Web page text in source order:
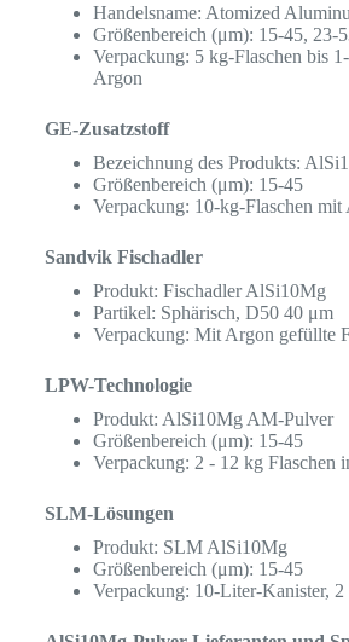
Handelsname: Atomized
Größenbereich (μm): 15-45, 23-
Verpackung: 5 kg-Flaschen bis
Argon
GE-Zusatzstoff
Bezeichnung des Produkts:
Größenbereich (μm): 15-45
Verpackung: 10-kg-Flaschen mit
Sandvik Fischadler
Produkt: Fischadler AlSi10Mg
Partikel: Sphärisch, D50 40 μm
Verpackung: Mit Argon gefüllte
LPW-Technologie
Produkt: AlSi10Mg AM-Pulver
Größenbereich (μm): 15-45
Verpackung: 2 - 12 kg Flaschen
SLM-Lösungen
Produkt: SLM AlSi10Mg
Größenbereich (μm): 15-45
Verpackung: 10-Liter-Kanister, 2